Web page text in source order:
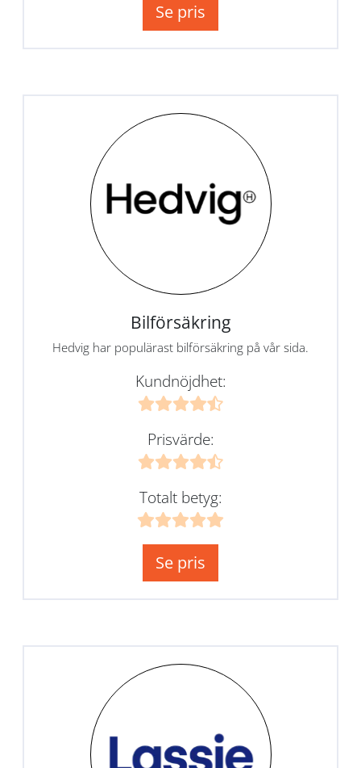
Se pris
Bilförsäkring
Hedvig har populärast bilförsäkring på vår sida.
Kundnöjdhet:
Prisvärde:
Totalt betyg:
Se pris